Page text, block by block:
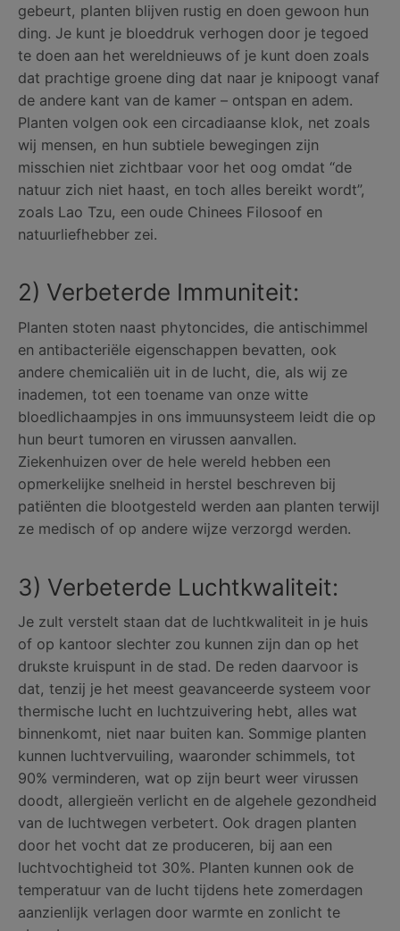
gebeurt, planten blijven rustig en doen gewoon hun
ding. Je kunt je bloeddruk verhogen door je tegoed
te doen aan het wereldnieuws of je kunt doen zoals
dat prachtige groene ding dat naar je knipoogt vanaf
de andere kant van de kamer – ontspan en adem.
Planten volgen ook een circadiaanse klok, net zoals
wij mensen, en hun subtiele bewegingen zijn
misschien niet zichtbaar voor het oog omdat “de
natuur zich niet haast, en toch alles bereikt wordt”,
zoals Lao Tzu, een oude Chinees Filosoof en
natuurliefhebber zei.
2) Verbeterde Immuniteit:
Planten stoten naast phytoncides, die antischimmel
en antibacteriële eigenschappen bevatten, ook
andere chemicaliën uit in de lucht, die, als wij ze
inademen, tot een toename van onze witte
bloedlichaampjes in ons immuunsysteem leidt die op
hun beurt tumoren en virussen aanvallen.
Ziekenhuizen over de hele wereld hebben een
opmerkelijke snelheid in herstel beschreven bij
patiënten die blootgesteld werden aan planten terwijl
ze medisch of op andere wijze verzorgd werden.
3) Verbeterde Luchtkwaliteit:
Je zult verstelt staan dat de luchtkwaliteit in je huis
of op kantoor slechter zou kunnen zijn dan op het
drukste kruispunt in de stad. De reden daarvoor is
dat, tenzij je het meest geavanceerde systeem voor
thermische lucht en luchtzuivering hebt, alles wat
binnenkomt, niet naar buiten kan. Sommige planten
kunnen luchtvervuiling, waaronder schimmels, tot
90% verminderen, wat op zijn beurt weer virussen
doodt, allergieën verlicht en de algehele gezondheid
van de luchtwegen verbetert. Ook dragen planten
door het vocht dat ze produceren, bij aan een
luchtvochtigheid tot 30%. Planten kunnen ook de
temperatuur van de lucht tijdens hete zomerdagen
aanzienlijk verlagen door warmte en zonlicht te